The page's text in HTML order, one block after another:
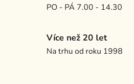
PO - PÁ 7.00 - 14.30
Více než 20 let
Na trhu od roku 1998